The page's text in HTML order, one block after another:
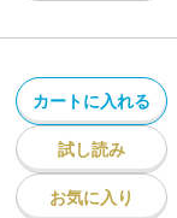
カートに入れる
試し読み
お気に入り